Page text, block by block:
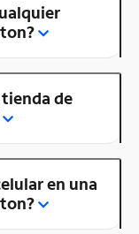
de
en una